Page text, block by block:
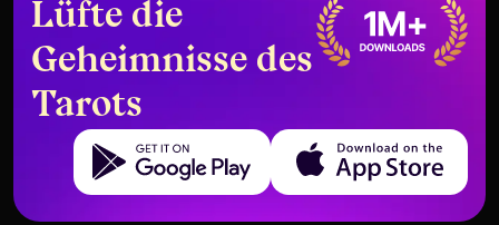
Lüfte die
Geheimnisse des
Tarots
Get it on Google Play Download on the App Store